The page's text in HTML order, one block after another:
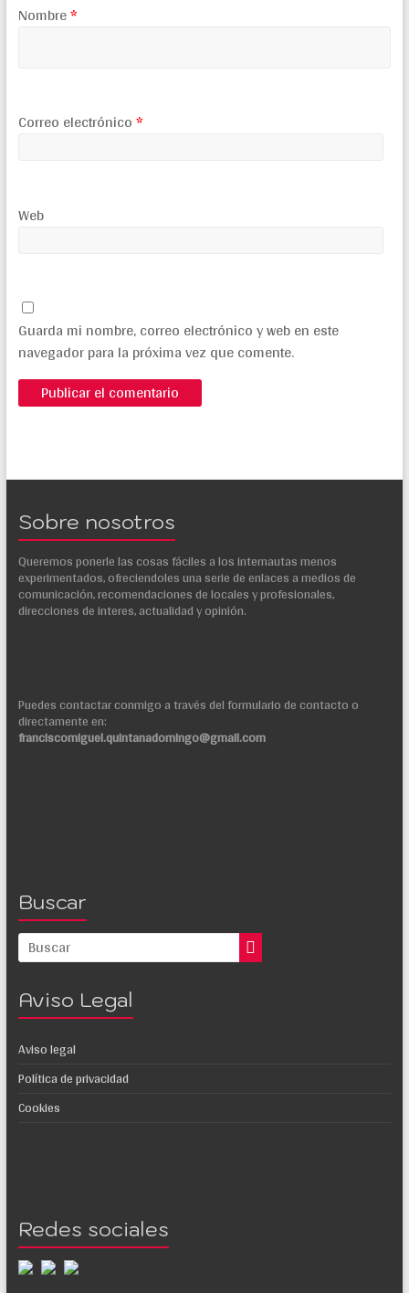
Nombre*
Correo electrónico*
Web
Guarda mi nombre, correo electrónico y web en este
navegador para la próxima vez que comente.
Sobre nosotros
Queremos ponerle las cosas fáciles a los internautas menos
experimentados, ofreciendoles una serie de enlaces a medios de
comunicación, recomendaciones de locales y profesionales,
direcciones de interes, actualidad y opinión.
Puedes contactar conmigo a través del formulario de contacto o
directamente en:
franciscomiguel.quintanadomingo@gmail.com
Buscar
Aviso Legal
Aviso legal
Política de privacidad
Cookies
Redes sociales